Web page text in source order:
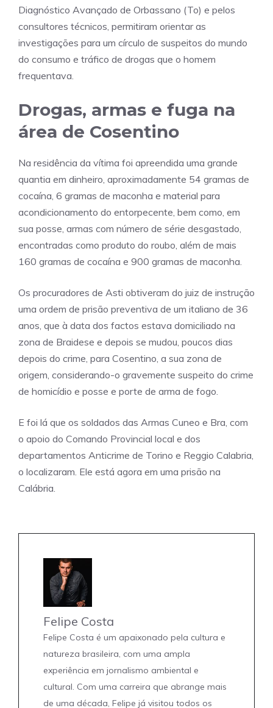
Diagnóstico Avançado de Orbassano (To) e pelos
consultores técnicos, permitiram orientar as
investigações para um círculo de suspeitos do mundo
do consumo e tráfico de drogas que o homem
frequentava.
Drogas, armas e fuga na
área de Cosentino
Na residência da vítima foi apreendida uma grande
quantia em dinheiro, aproximadamente 54 gramas de
cocaína, 6 gramas de maconha e material para
acondicionamento do entorpecente, bem como, em
sua posse, armas com número de série desgastado,
encontradas como produto do roubo, além de mais
160 gramas de cocaína e 900 gramas de maconha.
Os procuradores de Asti obtiveram do juiz de instrução
uma ordem de prisão preventiva de um italiano de 36
anos, que à data dos factos estava domiciliado na
zona de Braidese e depois se mudou, poucos dias
depois do crime, para Cosentino, a sua zona de
origem, considerando-o gravemente suspeito do crime
de homicídio e posse e porte de arma de fogo.
E foi lá que os soldados das Armas Cuneo e Bra, com
o apoio do Comando Provincial local e dos
departamentos Anticrime de Torino e Reggio Calabria,
o localizaram. Ele está agora em uma prisão na
Calábria.
Felipe Costa
Felipe Costa é um apaixonado pela cultura e
natureza brasileira, com uma ampla
experiência em jornalismo ambiental e
cultural. Com uma carreira que abrange mais
de uma década, Felipe já visitou todos os